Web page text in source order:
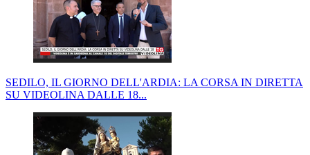
SEDILO, IL GIORNO DELL'ARDIA: LA CORSA IN DIRETTA
SU VIDEOLINA DALLE 18...